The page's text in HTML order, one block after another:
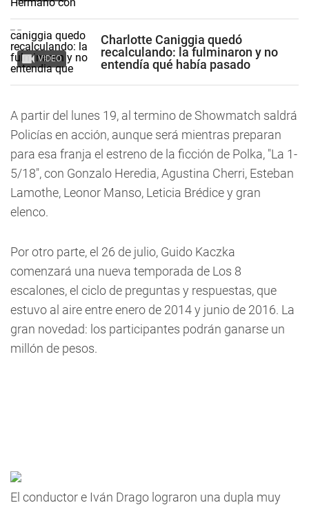
VIDEO
Charlotte Caniggia quedó
recalculando: la fulminaron y no
entendía qué había pasado
A partir del lunes 19, al termino de Showmatch saldrá
Policías en acción, aunque será mientras preparan
para esa franja el estreno de la ficción de Polka, "La 1-
5/18", con Gonzalo Heredia, Agustina Cherri, Esteban
Lamothe, Leonor Manso, Leticia Brédice y gran
elenco.
Por otro parte, el 26 de julio, Guido Kaczka
comenzará una nueva temporada de Los 8
escalones, el ciclo de preguntas y respuestas, que
estuvo al aire entre enero de 2014 y junio de 2016. La
gran novedad: los participantes podrán ganarse un
millón de pesos.
El conductor e Iván Drago lograron una dupla muy